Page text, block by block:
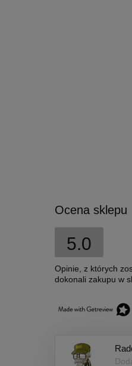
Ocena sklepu
5.0
Opinie, z których
dokonali zakupu w